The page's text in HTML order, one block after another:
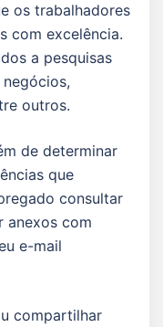
os trabalhadores
com excelência.
a pesquisas
outros.
de determinar
que
consultar
anexos com
e-mail
compartilhar